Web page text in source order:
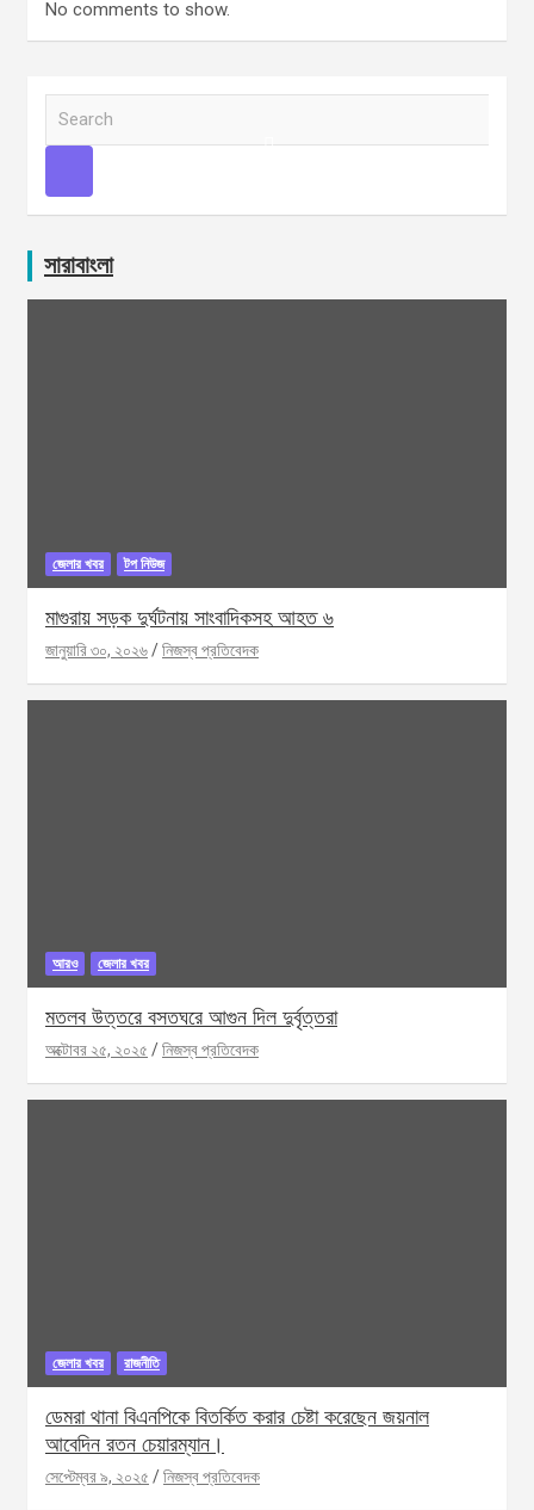
No comments to show.
সারাবাংলা
জেলার খবর টপ নিউজ
মাগুরায় সড়ক দুর্ঘটনায় সাংবাদিকসহ আহত ৬
জানুয়ারি ৩০, ২০২৬ নিজস্ব প্রতিবেদক
আরও জেলার খবর
মতলব উত্তরে বসতঘরে আগুন দিল দুর্বৃত্তরা
অক্টোবর ২৫, ২০২৫ নিজস্ব প্রতিবেদক
জেলার খবর রাজনীতি
ডেমরা থানা বিএনপিকে বিতর্কিত করার চেষ্টা করেছেন জয়নাল
আবেদিন রতন চেয়ারম্যান।
সেপ্টেম্বর ৯, ২০২৫ নিজস্ব প্রতিবেদক